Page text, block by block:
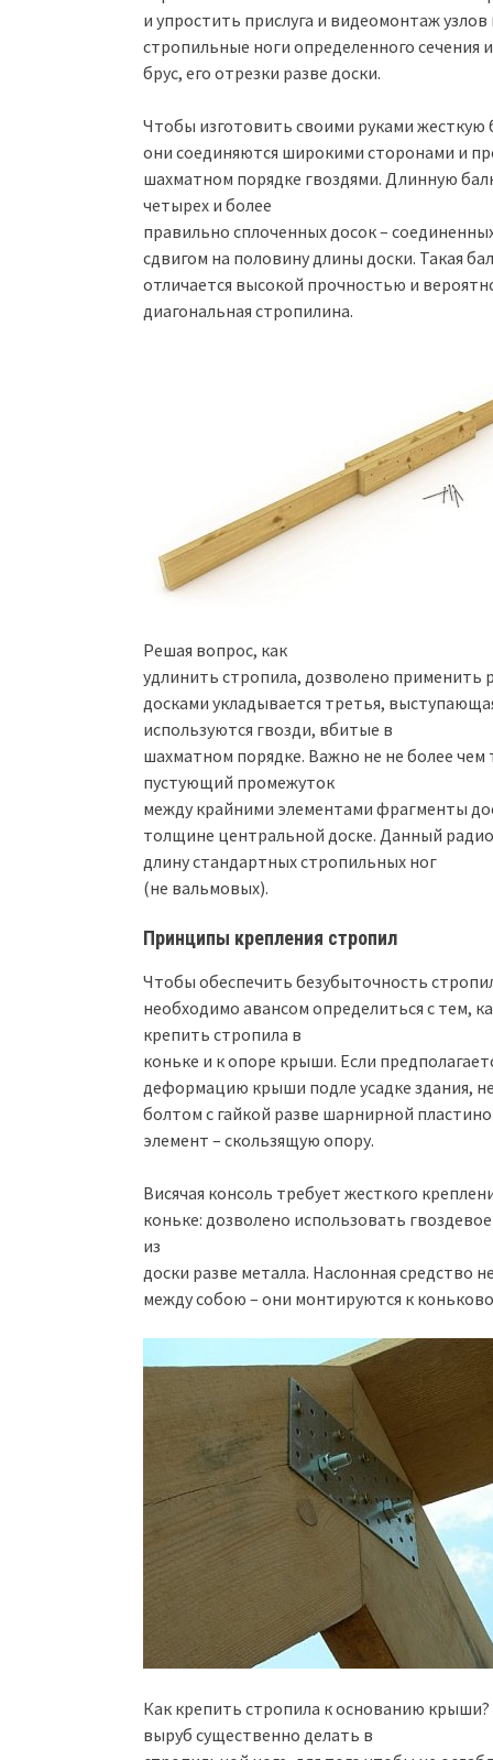
и упростить прислуга и видеомонтаж
стропильные ноги определенного
брус, его отрезки разве доски.
Чтобы изготовить своими руками жесткую
они соединяются широкими сторонами и
шахматном порядке гвоздями. Длинную
четырех и более
правильно сплоченных досок –
сдвигом на половину длины доски. Такая
отличается высокой прочностью и
диагональная стропилина.
Решая вопрос, как
удлинить стропила, дозволено применить
досками укладывается третья,
используются гвозди, вбитые в
шахматном порядке. Важно не не более
пустующий промежуток
между крайними элементами фрагменты
толщине центральной доске. Данный
длину стандартных стропильных ног
(не вальмовых).
Принципы крепления стропил
Чтобы обеспечить безубыточность
необходимо авансом определиться с тем,
крепить стропила в
коньке и к опоре крыши. Если
деформацию крыши подле усадке здания,
болтом с гайкой разве шарнирной
элемент – скользящую опору.
Висячая консоль требует жесткого
коньке: дозволено использовать
из
доски разве металла. Наслонная средство
между собою – они монтируются к
Как крепить стропила к основанию
выруб существенно делать в